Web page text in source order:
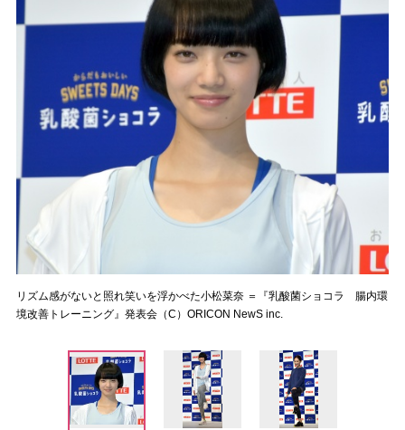
リズム感がないと照れ笑いを浮かべた小松菜奈 ＝『乳酸菌ショコラ 腸内環
境改善トレーニング』発表会（C）ORICON NewS inc.